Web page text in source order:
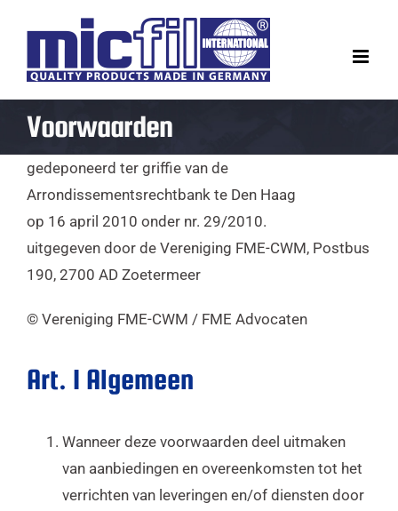
inhoud
Voorwaarden
gedeponeerd ter griffie van de
Arrondissementsrechtbank te Den Haag
op 16 april 2010 onder nr. 29/2010.
uitgegeven door de Vereniging FME-CWM, Postbus
190, 2700 AD Zoetermeer
© Vereniging FME-CWM / FME Advocaten
Art. I Algemeen
Wanneer deze voorwaarden deel uitmaken
van aanbiedingen en overeenkomsten tot het
verrichten van leveringen en/of diensten door